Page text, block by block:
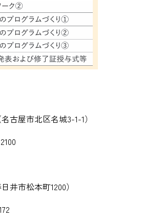
名古屋市北区名城3-1-1）
井市松本町1200）